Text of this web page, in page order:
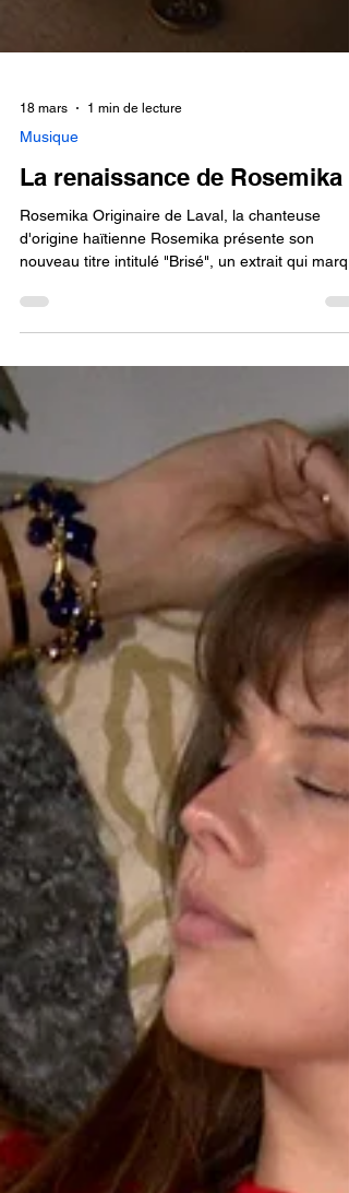
18 mars 1 min de lecture
Musique
La renaissance de Rosemika
Rosemika Originaire de Laval, la chanteuse
son retour après une pause de réflexion et de
producteur Farfadet pour la composition musicale
et à Pierre-Luc Darveau pour le mixage et le
matriçage. Citation: Portée par une approche
émotive aux teintes R&B et soul, cette pièce
aborde sans détour la dépendance, le vide, la
honte, les nuits q